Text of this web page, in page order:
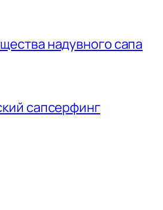
надувного сапа
сапсерфинг